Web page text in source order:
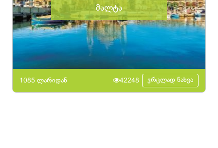
მალტა
1085 ლარიდან 42248 ვრცლად ნახვა